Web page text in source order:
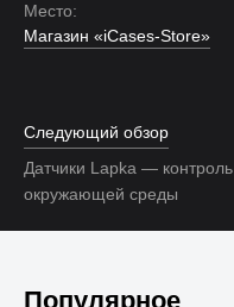
Место:
Магазин «iCases-Store»
Следующий обзор
Датчики Lapka — контроль
окружающей среды
Популярное